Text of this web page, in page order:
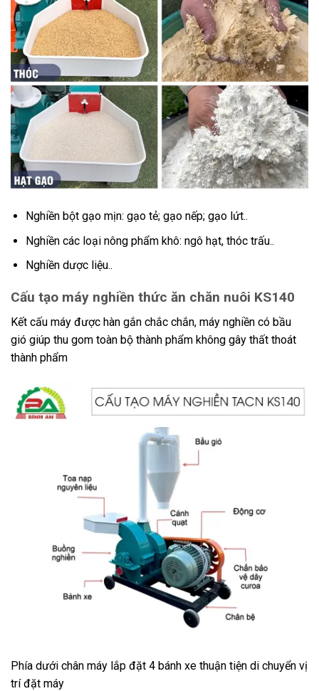
Nghiền bột gạo mịn: gạo tẻ; gạo nếp; gạo lứt..
Nghiền các loại nông phẩm khô: ngô hạt, thóc trấu..
Nghiền dược liệu..
Cấu tạo máy nghiền thức ăn chăn nuôi KS140
Kết cấu máy được hàn gắn chắc chắn, máy nghiền có bầu
gió giúp thu gom toàn bộ thành phẩm không gây thất thoát
thành phẩm
Phía dưới chân máy lắp đặt 4 bánh xe thuận tiện di chuyển vị
trí đặt máy